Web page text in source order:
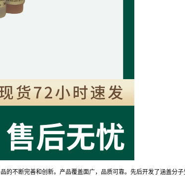
不断完善和创新。产品覆盖面广，品质可靠。先后开发了涵盖分